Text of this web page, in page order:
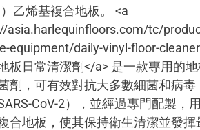
）乙烯基複合地板。 <a
asia.harlequinfloors.com/tc/
equipment/daily-vinyl-floor-
板日常清潔劑</a> 是一款專用的
劑，可有效對抗大多數細菌和病毒
CoV-2），並經過專門配製，
合地板，使其保持衛生清潔並發揮